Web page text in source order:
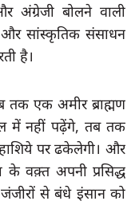
अंग्रेजी बोलने वाली
और सांस्कृतिक संसाधन
है।
तक एक अमीर ब्राह्मण
में नहीं पढ़ेंगे, तब तक
पर ढकेलेगी। और
से बंधे इंसान को